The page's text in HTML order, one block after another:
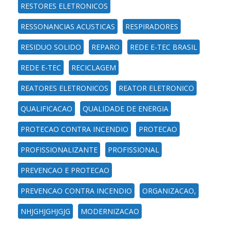
RESTORES ELETRONICOS
RESSONANCIAS ACUSTICAS RESPIRADORES
RESIDUO SOLIDO REPARO REDE E-TEC BRASIL
REDE E-TEC RECICLAGEM
REATORES ELETRONICOS REATOR ELETRONICO
QUALIFICACAO QUALIDADE DE ENERGIA
PROTECAO CONTRA INCENDIO PROTECAO
PROFISSIONALIZANTE PROFISSIONAL
PREVENCAO E PROTECAO
PREVENCAO CONTRA INCENDIO ORGANIZACAO,
NHJGHJGHJGJG MODERNIZACAO